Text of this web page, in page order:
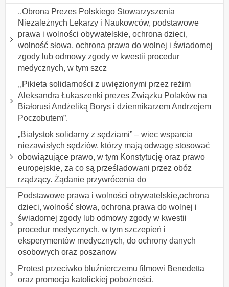
,,Obrona Prezes Polskiego Stowarzyszenia
Niezależnych Lekarzy i Naukowców, podstawowe
prawa i wolności obywatelskie, ochrona dzieci,
wolność słowa, ochrona prawa do wolnej i świadomej
zgody lub odmowy zgody w kwestii procedur
medycznych, w tym szcz
,,Pikieta solidarności z uwięzionymi przez reżim
Aleksandra Łukaszenki prezes Związku Polaków na
Białorusi Andżeliką Borys i dziennikarzem Andrzejem
Poczobutem”.
„Białystok solidarny z sędziami” – wiec wsparcia
niezawisłych sędziów, którzy mają odwagę stosować
obowiązujące prawo, w tym Konstytucję oraz prawo
europejskie, za co są prześladowani przez obóz
rządzący. Żądanie przywrócenia do
Podstawowe prawa i wolności obywatelskie,ochrona
dzieci, wolność słowa, ochrona prawa do wolnej i
świadomej zgody lub odmowy zgody w kwestii
procedur medycznych, w tym szczepień i
eksperymentów medycznych, do ochrony danych
osobowych oraz poszanow
Protest przeciwko bluźnierczemu filmowi Benedetta
oraz promocja katolickiej pobożności.